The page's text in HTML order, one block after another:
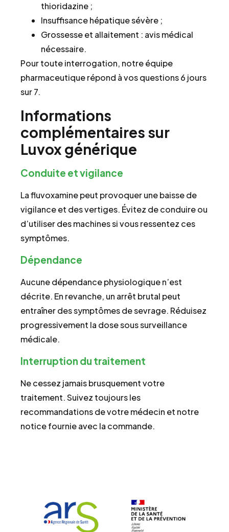
thioridazine ;
Insuffisance hépatique sévère ;
Grossesse et allaitement : avis médical
nécessaire.
Pour toute interrogation, notre équipe
pharmaceutique répond à vos questions 6 jours
sur 7.
Informations
complémentaires sur
Luvox générique
Conduite et vigilance
La fluvoxamine peut provoquer une baisse de
vigilance et des vertiges. Évitez de conduire ou
d’utiliser des machines si vous ressentez ces
symptômes.
Dépendance
Aucune dépendance physiologique n’est
décrite. En revanche, un arrêt brutal peut
entraîner des symptômes de sevrage. Réduisez
progressivement la dose sous surveillance
médicale.
Interruption du traitement
Ne cessez jamais brusquement votre
traitement. Suivez toujours les
recommandations de votre médecin et notre
notice fournie avec la commande.